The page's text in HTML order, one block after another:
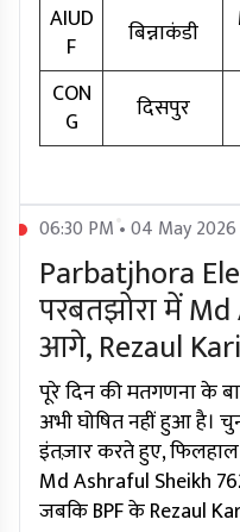
AIUD
F
बिन्नाकंडी
CON
G
दिसपुर
06:30 PM • 04 May 2026
Parbatjhora
परबतझोरा में
आगे, Rezaul
पूरे दिन की मतगणना के
अभी घोषित नहीं हुआ है।
इंतज़ार करते हुए, फिलहाल
Md Ashraful Sheikh
जबकि BPF के Rezaul